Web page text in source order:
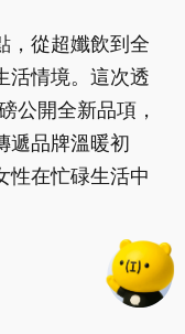
，從超孅飲到全
活情境。這次透
公開全新品項，
遞品牌溫暖初
性在忙碌生活中